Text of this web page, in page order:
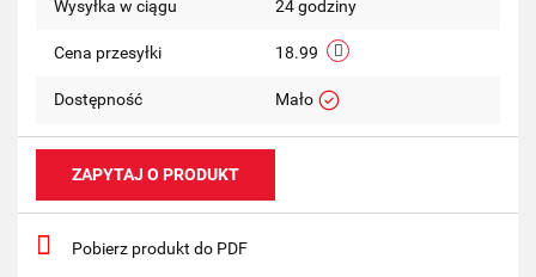
Wysyłka w ciągu 24 godziny
Cena przesyłki 18.99
Dostępność Mało
ZAPYTAJ O PRODUKT
Pobierz produkt do PDF